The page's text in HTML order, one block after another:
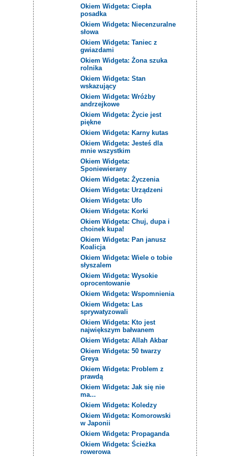
Okiem Widgeta: Ciepła
posadka
Okiem Widgeta: Niecenzuralne
słowa
Okiem Widgeta: Taniec z
gwiazdami
Okiem Widgeta: Żona szuka
rolnika
Okiem Widgeta: Stan
wskazujący
Okiem Widgeta: Wróżby
andrzejkowe
Okiem Widgeta: Życie jest
piękne
Okiem Widgeta: Karny kutas
Okiem Widgeta: Jesteś dla
mnie wszystkim
Okiem Widgeta:
Sponiewierany
Okiem Widgeta: Życzenia
Okiem Widgeta: Urządzeni
Okiem Widgeta: Ufo
Okiem Widgeta: Korki
Okiem Widgeta: Chuj, dupa i
choinek kupa!
Okiem Widgeta: Pan janusz
Koalicja
Okiem Widgeta: Wiele o tobie
słyszalem
Okiem Widgeta: Wysokie
oprocentowanie
Okiem Widgeta: Wspomnienia
Okiem Widgeta: Las
sprywatyzowali
Okiem Widgeta: Kto jest
największym bałwanem
Okiem Widgeta: Allah Akbar
Okiem Widgeta: 50 twarzy
Greya
Okiem Widgeta: Problem z
prawdą
Okiem Widgeta: Jak się nie
ma...
Okiem Widgeta: Koledzy
Okiem Widgeta: Komorowski
w Japonii
Okiem Widgeta: Propaganda
Okiem Widgeta: Ścieżka
rowerowa